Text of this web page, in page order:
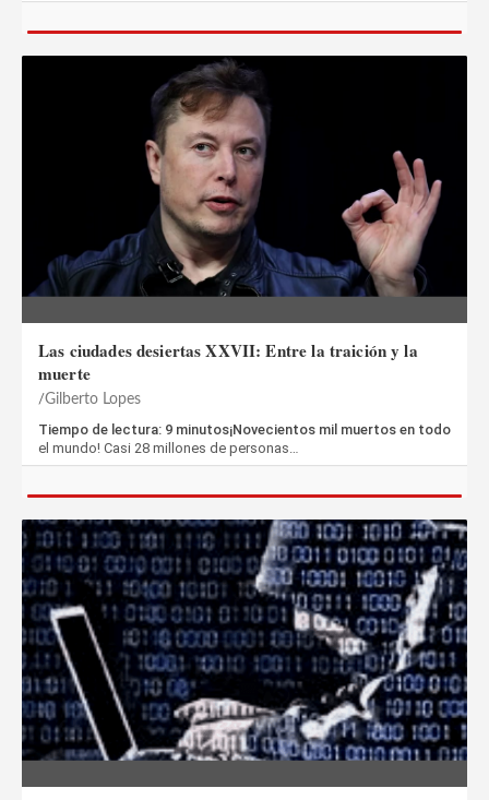
Las ciudades desiertas XXVII: Entre la traición y la
muerte
Gilberto Lopes
Tiempo de lectura: 9 minutos¡Novecientos mil muertos en todo
el mundo! Casi 28 millones de personas…